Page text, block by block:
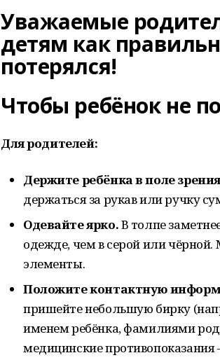
Уважаемые
детям как
потерялся!
Чтобы ребёнок не
Для родителей:
Держите ребёнка в поле
держаться за рукав или ручку
Одевайте ярко.В толпе
одежде, чем в серой или
элементы.
Положите контактную
пришейте небольшую бирку
именем ребёнка, фамилиями
медицинские противопоказания